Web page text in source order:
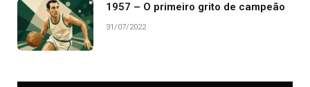
1957 – O primeiro grito de campeão
31/07/2022